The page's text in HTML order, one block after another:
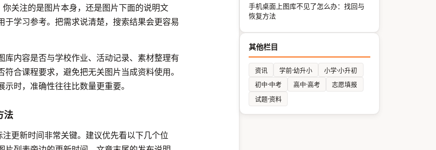
关注的是图片本身，还是图片下面的说明文
学习参考。把需求说清楚，搜索结果会更容易
内容是否与学校作业、活动记录、素材整理有
合课程要求，避免把无关图片当成资料使用。
时，准确性往往比数量更重要。
法
更新时间非常关键。建议优先看以下几个位
手机桌面上图库不见了怎么办：找回与
恢复方法
其他栏目
资讯 学前·幼升小
小学·小升初
初中·中考
高中·高考
志愿填报
试题·资料